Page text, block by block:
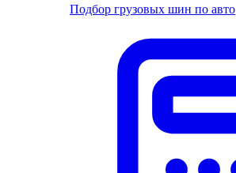
Подбор грузовых шин по авто